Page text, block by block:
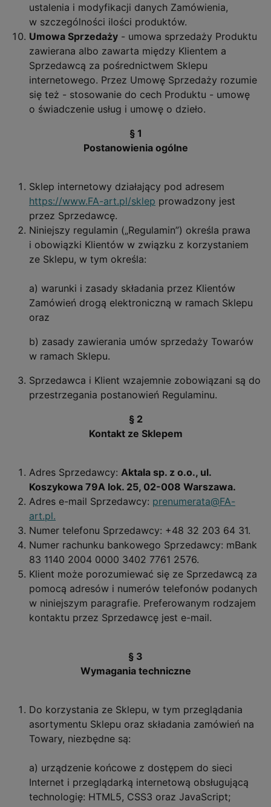
ustalenia i modyfikacji danych Zamówienia,
w szczególności ilości produktów.
Umowa Sprzedaży - umowa sprzedaży Produktu
zawierana albo zawarta między Klientem a
Sprzedawcą za pośrednictwem Sklepu
internetowego. Przez Umowę Sprzedaży rozumie
się też - stosowanie do cech Produktu - umowę
o świadczenie usług i umowę o dzieło.
§ 1
Postanowienia ogólne
Sklep internetowy działający pod adresem
https://www.FA-art.pl/sklep prowadzony jest
przez Sprzedawcę.
Niniejszy regulamin („Regulamin”) określa prawa
i obowiązki Klientów w związku z korzystaniem
ze Sklepu, w tym określa:
a) warunki i zasady składania przez Klientów
Zamówień drogą elektroniczną w ramach Sklepu
oraz
b) zasady zawierania umów sprzedaży Towarów
w ramach Sklepu.
Sprzedawca i Klient wzajemnie zobowiązani są do
przestrzegania postanowień Regulaminu.
§ 2
Kontakt ze Sklepem
Adres Sprzedawcy: Aktala sp. z o.o., ul.
Koszykowa 79A lok. 25, 02-008 Warszawa.
Adres e-mail Sprzedawcy: prenumerata@FA-
art.pl.
Numer telefonu Sprzedawcy: +48 32 203 64 31.
Numer rachunku bankowego Sprzedawcy: mBank
83 1140 2004 0000 3402 7761 2576.
Klient może porozumiewać się ze Sprzedawcą za
pomocą adresów i numerów telefonów podanych
w niniejszym paragrafie. Preferowanym rodzajem
kontaktu przez Sprzedawcę jest e-mail.
§ 3
Wymagania techniczne
Do korzystania ze Sklepu, w tym przeglądania
asortymentu Sklepu oraz składania zamówień na
Towary, niezbędne są:
a) urządzenie końcowe z dostępem do sieci
Internet i przeglądarką internetową obsługującą
technologię: HTML5, CSS3 oraz JavaScript;